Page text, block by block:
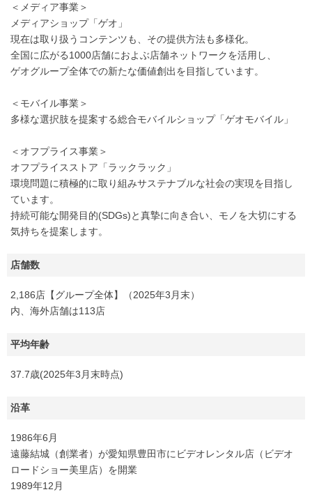
＜メディア事業＞
メディアショップ「ゲオ」
現在は取り扱うコンテンツも、その提供方法も多様化。
全国に広がる1000店舗におよぶ店舗ネットワークを活用し、
ゲオグループ全体での新たな価値創出を目指しています。
＜モバイル事業＞
多様な選択肢を提案する総合モバイルショップ「ゲオモバイル」
＜オフプライス事業＞
オフプライスストア「ラックラック」
環境問題に積極的に取り組みサステナブルな社会の実現を目指し
ています。
持続可能な開発目的(SDGs)と真摯に向き合い、モノを大切にする
気持ちを提案します。
店舗数
2,186店【グループ全体】（2025年3月末）
内、海外店舗は113店
平均年齢
37.7歳(2025年3月末時点)
沿革
1986年6月
遠藤結城（創業者）が愛知県豊田市にビデオレンタル店（ビデオ
ロードショー美里店）を開業
1989年12月